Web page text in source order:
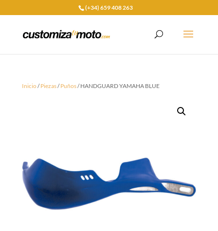
(+34) 659 408 263
Inicio/Piezas/Puños/ HANDGUARD YAMAHA BLUE